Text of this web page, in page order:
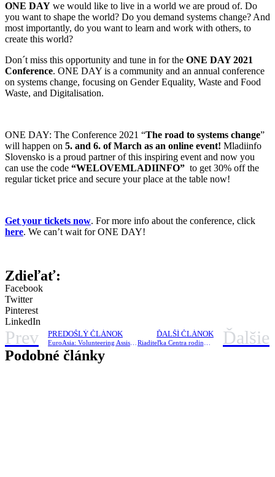
ONE DAY we would like to live in a world we are proud of. Do
you want to shape the world? Do you demand systems change? And
most importantly, do you want to learn and work with others, to
create this world?
Don´t miss this opportunity and tune in for the ONE DAY 2021
Conference. ONE DAY is a community and an annual conference
on systems change, focusing on Gender Equality, Waste and Food
Waste, and Digitalisation.
ONE DAY: The Conference 2021 “The road to systems change”
will happen on 5. and 6. of March as an online event! Mladiinfo
Slovensko is a proud partner of this inspiring event and now you
can use the code “WELOVEMLADIINFO” to get 30% off the
regular ticket price and secure your place at the table now!
Get your tickets now. For more info about the conference, click
here. We can’t wait for ONE DAY!
Zdieľať:
Facebook
Twitter
Pinterest
LinkedIn
Prev PREDOŠLÝ ČLÁNOK ĎALŠÍ ČLÁNOK Ďalšie
Podobné články